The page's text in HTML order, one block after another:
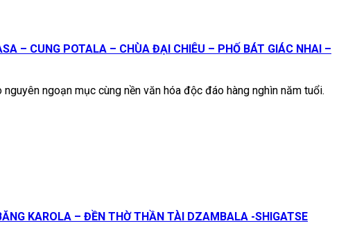
– CUNG POTALA – CHÙA ĐẠI CHIÊU – PHỐ BÁT GIÁC NHAI –
ngoạn mục cùng nền văn hóa độc đáo hàng nghìn năm tuổi.
KAROLA – ĐỀN THỜ THẦN TÀI DZAMBALA -SHIGATSE